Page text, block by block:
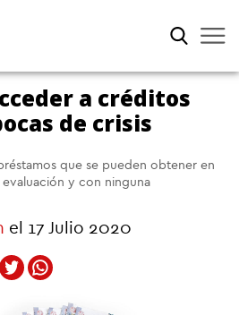
a créditos
de crisis
que se pueden obtener en
y con ninguna
el 17 Julio 2020